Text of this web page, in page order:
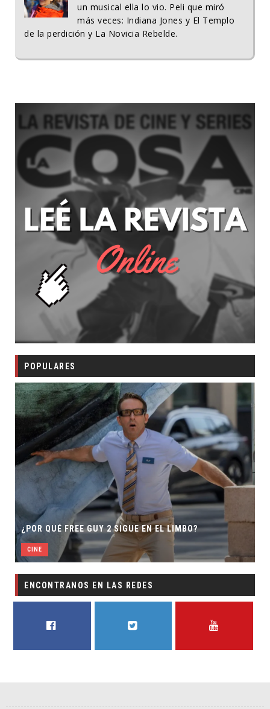
un musical ella lo vio. Peli que miró
más veces: Indiana Jones y El Templo
de la perdición y La Novicia Rebelde.
POPULARES
¿POR QUÉ FREE GUY 2 SIGUE EN EL LIMBO?
CINE
ENCONTRANOS EN LAS REDES